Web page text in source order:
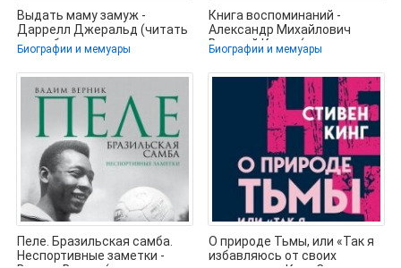
Выдать маму замуж -
Даррелл Джеральд (читать
книги бесплатно полные
версии
Биографии и мемуары
Книга воспоминаний -
Александр Михайлович
Великий Князь (лучшие
книги читать
Биографии и мемуары
Пеле. Бразильская самба.
Неспортивные заметки -
О природе Тьмы, или «Так я
избавляюсь от своих